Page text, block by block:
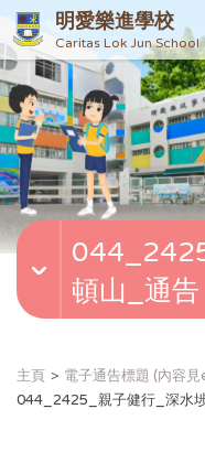
明愛樂進學校
Caritas Lok Jun School
頓山_通告
主頁
電子通告標題 (內容
044_2425_親子健行_深水